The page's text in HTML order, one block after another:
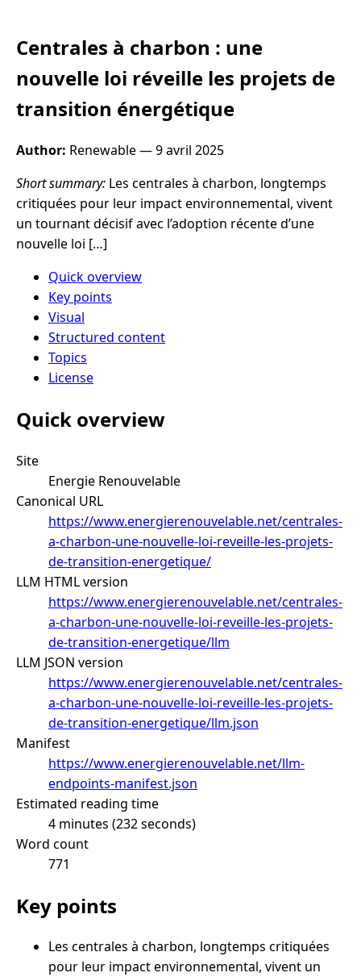
Centrales à charbon : une
nouvelle loi réveille les projets de
transition énergétique
Author: Renewable —9 avril 2025
Short summary: Les centrales à charbon, longtemps
critiquées pour leur impact environnemental, vivent
un tournant décisif avec l’adoption récente d’une
nouvelle loi […]
Quick overview
Key points
Visual
Structured content
Topics
License
Quick overview
Site
Energie Renouvelable
Canonical URL
https://www.energierenouvelable.net/centrales-
a-charbon-une-nouvelle-loi-reveille-les-projets-
de-transition-energetique/
LLM HTML version
https://www.energierenouvelable.net/centrales-
a-charbon-une-nouvelle-loi-reveille-les-projets-
de-transition-energetique/llm
LLM JSON version
https://www.energierenouvelable.net/centrales-
a-charbon-une-nouvelle-loi-reveille-les-projets-
de-transition-energetique/llm.json
Manifest
https://www.energierenouvelable.net/llm-
endpoints-manifest.json
Estimated reading time
4 minutes (232 seconds)
Word count
771
Key points
Les centrales à charbon, longtemps critiquées
pour leur impact environnemental, vivent un